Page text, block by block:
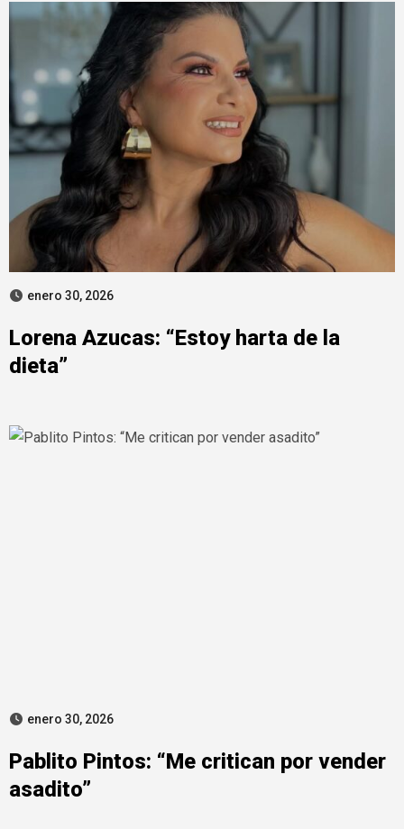
enero 30, 2026
Lorena Azucas: “Estoy harta de la
dieta”
enero 30, 2026
Pablito Pintos: “Me critican por vender
asadito”